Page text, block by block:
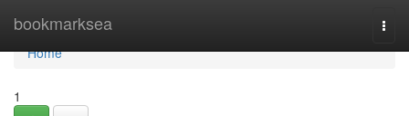
bookmarksea
Home
Home
1